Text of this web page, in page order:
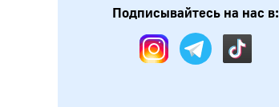
Подписывайтесь на нас в: